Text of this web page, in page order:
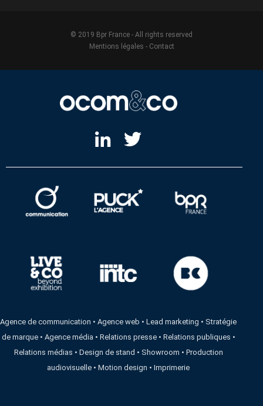
© 2019 Bpr France - All rights reserved
Mentions légales - Contact
Agence de communication •Agence web •Lead marketing • Stratégie
de marque• Agence média • Relations presse• Relations publiques •
Relations médias • Design de stand • Showroom • Production
audiovisuelle •Motion design •Imprimerie